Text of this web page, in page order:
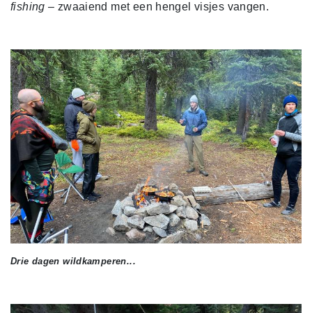
fishing – zwaaiend met een hengel visjes vangen.
Drie dagen wildkamperen...